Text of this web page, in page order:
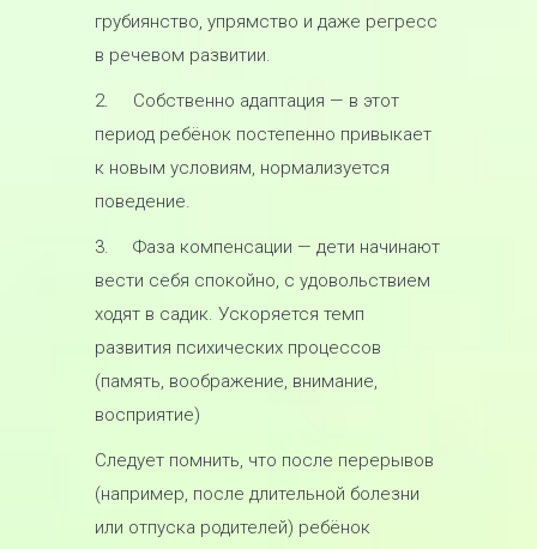
грубиянство, упрямство и даже регресс
в речевом развитии.
2. Собственно адаптация — в этот
период ребёнок постепенно привыкает
к новым условиям, нормализуется
поведение.
3. Фаза компенсации — дети начинают
вести себя спокойно, с удовольствием
ходят в садик. Ускоряется темп
развития психических процессов
(память, воображение, внимание,
восприятие)
Следует помнить, что после перерывов
(например, после длительной болезни
или отпуска родителей) ребёнок